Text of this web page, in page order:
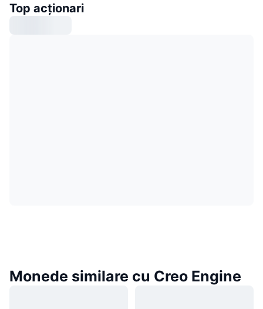
Top acționari
Monede similare cu Creo Engine